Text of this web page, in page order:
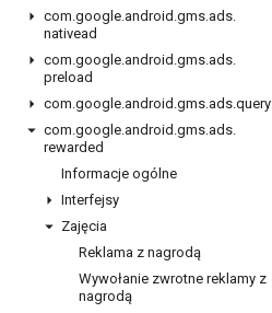
com.google.android .gms.ads.
nativead
com.google.android .gms.ads.
preload
com.google.android .gms.ads.query
com.google.android .gms.ads.
rewarded
Informacje ogólne
Interfejsy
Zajęcia
Reklama z nagrodą
Wywołanie zwrotne reklamy z
nagrodą